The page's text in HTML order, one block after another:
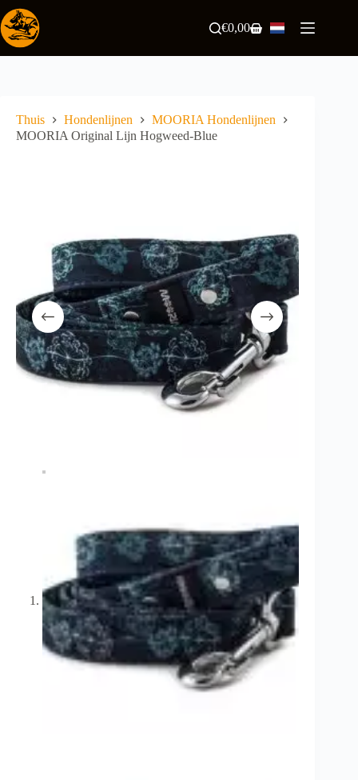
naar
de
inhoud
Winkelwagen
€0,00
Thuis Hondenlijnen
MOORIA Hondenlijnen
MOORIA Original Lijn Hogweed-Blue